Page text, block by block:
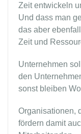
Zeit entwickeln
Und dass man
das aber
Zeit und
Unternehmen
den
sonst bleiben
Organisationen,
fördern damit